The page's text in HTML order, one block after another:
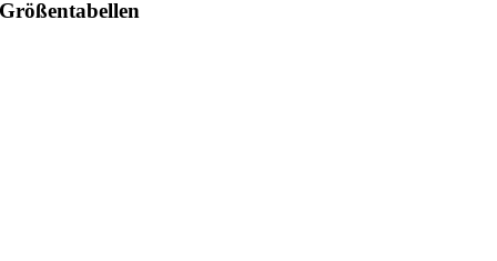
Größentabellen